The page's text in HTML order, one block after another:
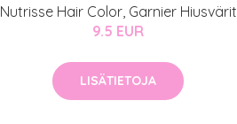
Nutrisse Hair Color, Garnier Hiusvärit
9.5 EUR
LISÄTIETOJA